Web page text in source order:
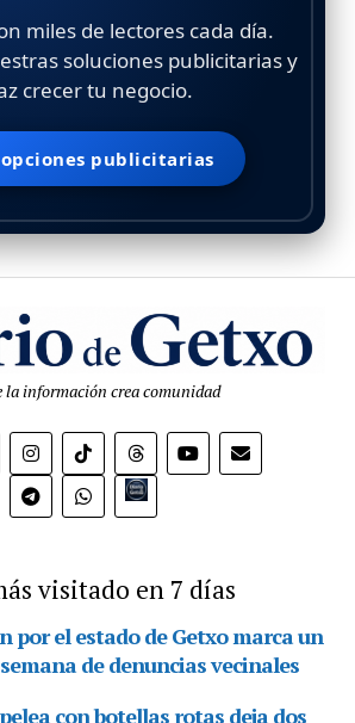
miles de lectores cada día.
soluciones publicitarias y
crecer tu negocio.
publicitarias
la información crea comunidad
Bio.link
visitado en 7 días